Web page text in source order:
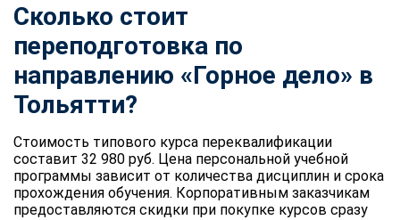
Сколько стоит
переподготовка по
направлению «Горное дело» в
Тольятти?
Стоимость типового курса переквалификации
составит 32 980 руб. Цена персональной учебной
программы зависит от количества дисциплин и срока
прохождения обучения. Корпоративным заказчикам
предоставляются скидки при покупке курсов сразу